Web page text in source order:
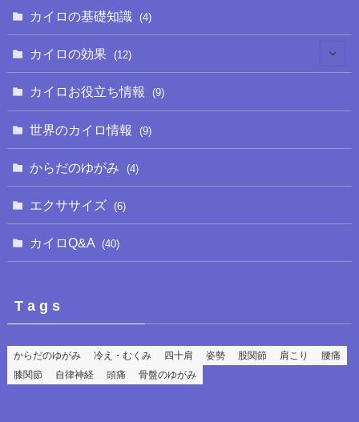
カイロの基礎知識 (4)
カイロの効果 (12)
(2)
(3)
カイロお役立ち情報 (9)
世界のカイロ情報 (9)
からだのゆがみ (4)
エクササイズ (6)
カイロQ&A (40)
T a g s
からだのゆがみ 冷え・むくみ 四十肩 姿勢 股関節 肩こり
腰痛
膝関節
自律神経 頭痛 骨盤のゆがみ